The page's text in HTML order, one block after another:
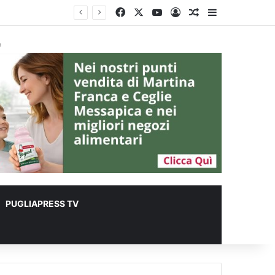
FacebookYou TubeAccediUn articolo a
PUGLIAPRESS TV